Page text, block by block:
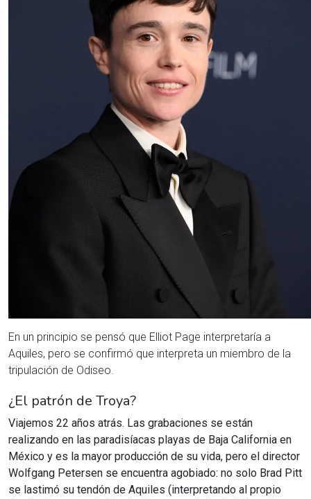
En un principio se pensó que Elliot Page interpretaría a
Aquiles, pero se confirmó que interpreta un miembro de la
tripulación de Odiseo.
¿El patrón de Troya?
Viajemos 22 años atrás. Las grabaciones se están
realizando en las paradisíacas playas de Baja California en
México y es la mayor producción de su vida, pero el director
Wolfgang Petersen se encuentra agobiado: no solo Brad Pitt
se lastimó su tendón de Aquiles (interpretando al propio